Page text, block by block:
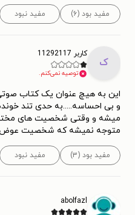
مفید بود (۶) مفید نبود
ک
کاربر 11292117
توصیه نمی‌کنم.
این به هیچ عنوان یک کتاب
و بی احساسه.....به حدی تند
میشه و وقتی شخصیت های
متوجه نمیشه که شخصیت
مفید بود (۳) مفید نبود
abolfazl